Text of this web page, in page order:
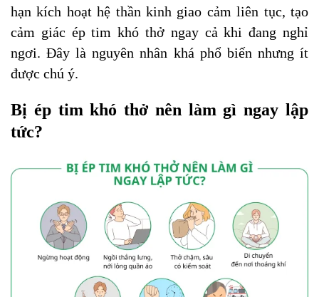
hạn kích hoạt hệ thần kinh giao cảm liên tục, tạo
cảm giác ép tim khó thở ngay cả khi đang nghỉ
ngơi. Đây là nguyên nhân khá phổ biến nhưng ít
được chú ý.
Bị ép tim khó thở nên làm gì ngay lập
tức?